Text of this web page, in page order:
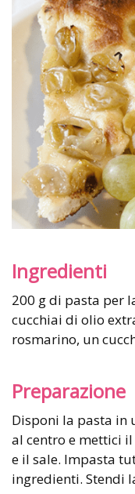
Ingredienti
200 g di pasta per la pizza, un grappolo d’uva, due
cucchiai di olio
rosmarino, un
Preparazione
Disponi la pasta in
al centro e mettici
e il sale. Impasta
ingredienti. Stendi